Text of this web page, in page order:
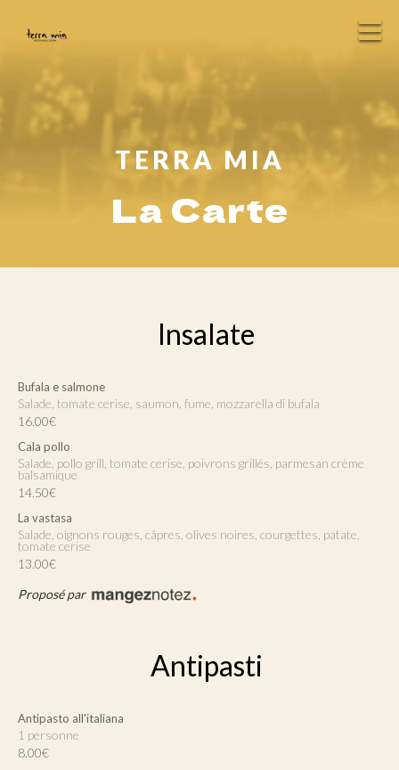
TERRA MIA
La Carte
Insalate
Bufala e salmone
Salade, tomate cerise, saumon, fume, mozzarella di bufala
16.00€
Cala pollo
Salade, pollo grill, tomate cerise, poivrons grillés, parmesan crème
balsamique
14.50€
La vastasa
Salade, oignons rouges, câpres, olives noires, courgettes, patate,
tomate cerise
13.00€
Proposé par
Antipasti
Antipasto all'italiana
1 personne
8.00€